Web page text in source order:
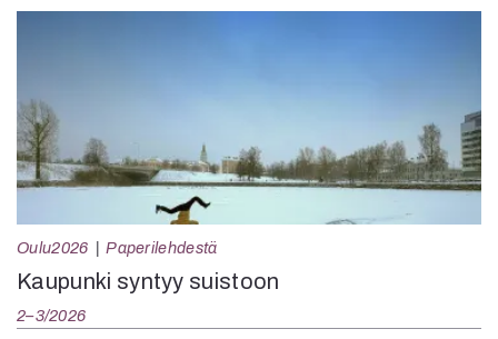
Oulu2026 Paperilehdestä
Kaupunki syntyy suistoon
2–3/2026